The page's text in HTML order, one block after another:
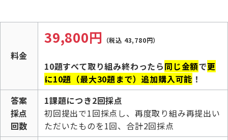
料金
39,800円 （税込 43,780円）
10題すべて取り組み終わったら同じ金額で更
に10題（最大30題まで）追加購入可能 ！
答案
採点
回数
1課題につき2回採点
初回提出で1回採点し、再度取り組み再提出い
ただいたものを1回、合計2回採点